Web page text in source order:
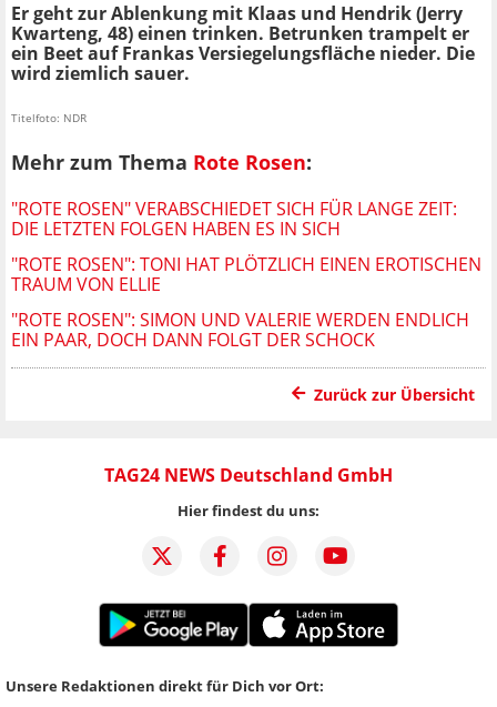
Er geht zur Ablenkung mit Klaas und Hendrik (Jerry
Kwarteng, 48) einen trinken. Betrunken trampelt er
ein Beet auf Frankas Versiegelungsfläche nieder. Die
wird ziemlich sauer.
Titelfoto: NDR
Mehr zum Thema Rote Rosen:
"ROTE ROSEN" VERABSCHIEDET SICH FÜR LANGE ZEIT:
DIE LETZTEN FOLGEN HABEN ES IN SICH
"ROTE ROSEN": TONI HAT PLÖTZLICH EINEN EROTISCHEN
TRAUM VON ELLIE
"ROTE ROSEN": SIMON UND VALERIE WERDEN ENDLICH
EIN PAAR, DOCH DANN FOLGT DER SCHOCK
Zurück zur Übersicht
TAG24 NEWS Deutschland GmbH
Hier findest du uns:
Unsere Redaktionen direkt für Dich vor Ort: